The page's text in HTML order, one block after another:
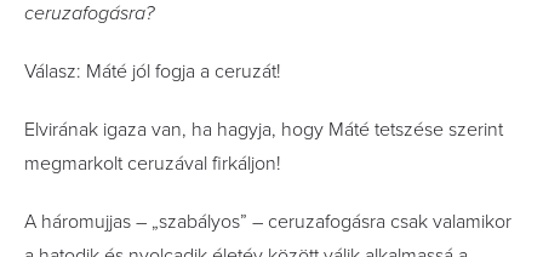
ceruzafogásra?
Válasz: Máté jól fogja a ceruzát!
Elvirának igaza van, ha hagyja, hogy Máté tetszése szerint
megmarkolt ceruzával firkáljon!
A háromujjas – „szabályos” – ceruzafogásra csak valamikor